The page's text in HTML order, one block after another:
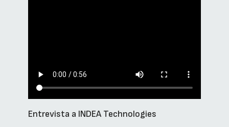
Entrevista a INDEA Technologies